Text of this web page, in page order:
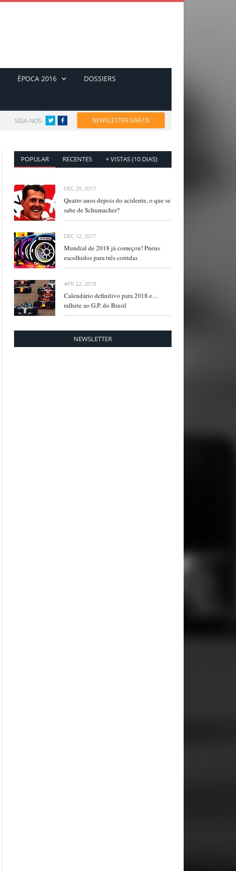
ÉPOCA 2016 DOSSIERS
SIGA-NOS: TwitterFacebook NEWSLETTER GRÁTIS
POPULAR RECENTES + VISTAS (10 DIAS)
DEC 29, 2017
Quatro anos depois do acidente, o que se
sabe de Schumacher?
DEC 12, 2017
Mundial de 2018 já começou! Pneus
escolhidos para três corridas
APR 22, 2018
Calendário definitivo para 2018 e…
ralhete ao G.P. do Brasil
NEWSLETTER